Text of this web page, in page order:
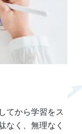
てから学習をス
なく、無理なく